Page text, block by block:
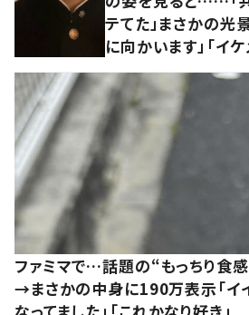
テてた」まさかの光
に向かいます」「イケ
ファミマで…話題の“もっちり食
→まさかの中身に190万表示「イ